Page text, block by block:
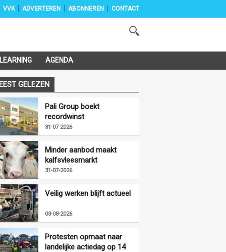
AGENDA
VVK ADVERTEREN ABONNEREN CONTACT
GELEZEN
Pali Group boekt
recordwinst
31-07-2026
Minder aanbod maakt
kalfsvleesmarkt
vriendelijker
31-07-2026
Veilig werken blijft actueel
03-08-2026
Protesten opmaat naar
landelijke actiedag op 14